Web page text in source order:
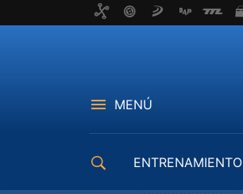
MENÚ
ENTRENAMIENTO